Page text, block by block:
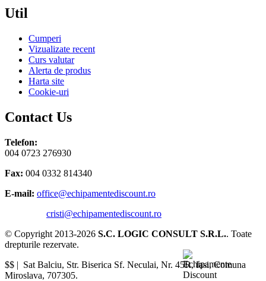
Util
Cumperi
Vizualizate recent
Curs valutar
Alerta de produs
Harta site
Cookie-uri
Contact Us
Telefon:
004 0723 276930
Fax: 004 0332 814340
E-mail: office@echipamentediscount.ro
cristi@echipamentediscount.ro
© Copyright 2013-2026 S.C. LOGIC CONSULT S.R.L.. Toate
drepturile rezervate.
$$ | Sat Balciu, Str. Biserica Sf. Neculai, Nr. 45R,Iasi,Comuna
Miroslava, 707305.